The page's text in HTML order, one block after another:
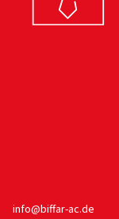
info@biffar-ac.de